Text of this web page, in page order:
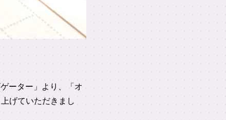
ーター」より、「オ
げていただきまし